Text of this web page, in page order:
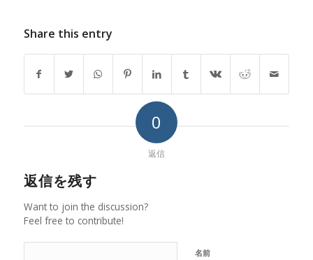
Share this entry
0
返信
返信を残す
Want to join the discussion?
Feel free to contribute!
名前